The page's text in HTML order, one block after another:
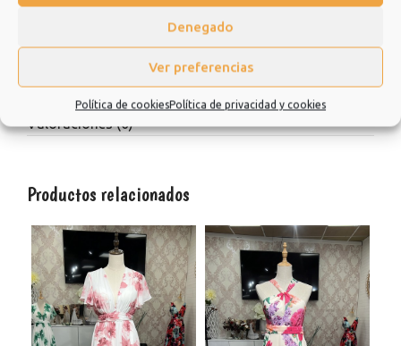
Denegado
Ver preferencias
Política de cookiesPolítica de privacidad y cookies
repetir.
Información adicional
Valoraciones (0)
Productos relacionados